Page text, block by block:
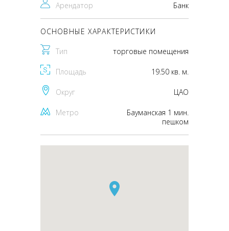
Арендатор Банк
ОСНОВНЫЕ ХАРАКТЕРИСТИКИ
Тип торговые помещения
Площадь 19.50 кв. м.
Округ ЦАО
Метро
Бауманская 1 мин.
пешком